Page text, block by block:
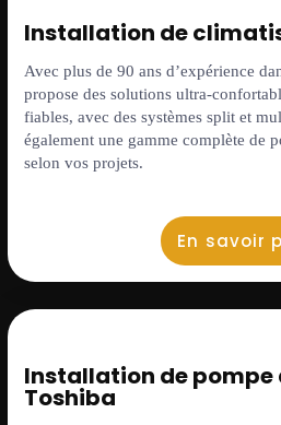
Installation de
Avec plus de 90 ans d’expérience
propose des solutions ultra-
fiables, avec des systèmes split et
également une gamme complète de
selon vos projets.
En savoir
Installation de pompe
Toshiba